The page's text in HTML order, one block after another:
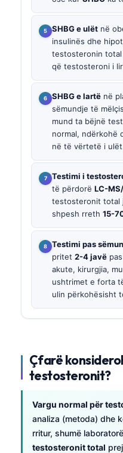
SHBG e ulët në
insulinës dhe
testosteronin
që testosteroni i
SHBG e lartë në
sëmundje të
mund ta bëjnë
normal, ndërkohë
në të vërtetë i
Testimi i
të përdorë LC-
testosteronit total
shpesh rreth 15-
Testimi pas
pritet 2-4 javë
akute, kirurgjia,
ushtrimet e forta
ulin përkohësisht
Çfarë
testosteronit?
Vargu normal për
analiza (metoda) dhe
rritur, shumë
testosteronit total